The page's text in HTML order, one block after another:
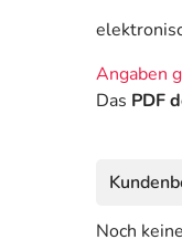
Angaben
Das PDF
Noch